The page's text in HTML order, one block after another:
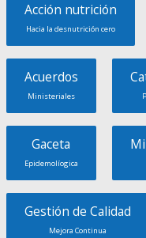
Acción nutrición
Hacia la desnutrición cero
Acuerdos
Ministeriales
Gaceta
Epidemolíogica
Gestión de Calidad
Mejora Continua